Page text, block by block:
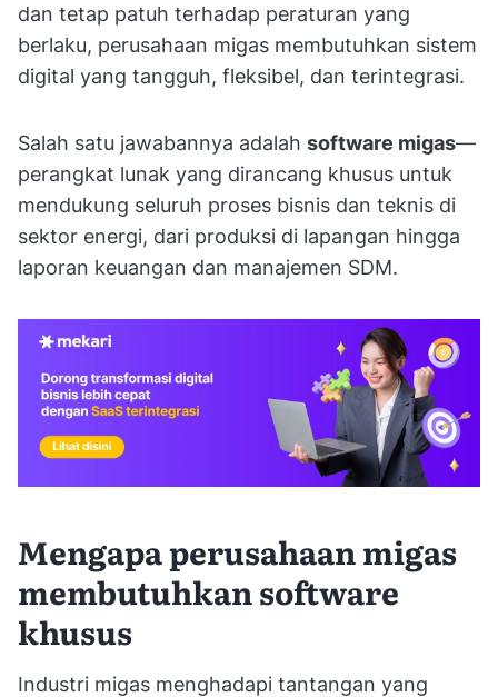
dan tetap patuh terhadap peraturan yang
berlaku, perusahaan migas membutuhkan sistem
digital yang tangguh, fleksibel, dan terintegrasi.
Salah satu jawabannya adalah software migas—
perangkat lunak yang dirancang khusus untuk
mendukung seluruh proses bisnis dan teknis di
sektor energi, dari produksi di lapangan hingga
laporan keuangan dan manajemen SDM.
Mengapa perusahaan migas
membutuhkan software
khusus
Industri migas menghadapi tantangan yang